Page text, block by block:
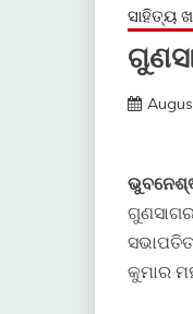
ସାହିତ୍ୟ
କୁମାର